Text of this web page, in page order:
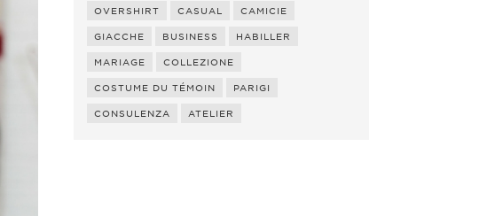
OVERSHIRT CASUAL CAMICIE
GIACCHE BUSINESS HABILLER
MARIAGE COLLEZIONE
COSTUME DU TÉMOIN PARIGI
CONSULENZA ATELIER